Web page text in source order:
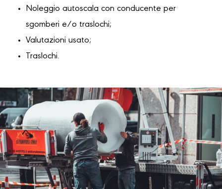
Noleggio autoscala con conducente per
sgomberi e/o traslochi;
Valutazioni usato;
Traslochi.